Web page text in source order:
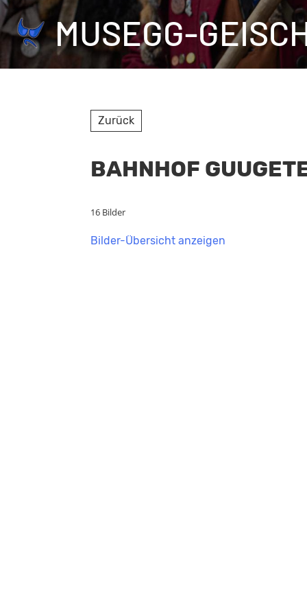
MUSEGG-
Zurück
BAHNHOF
16 Bilder
Bilder-Übersicht anzeigen